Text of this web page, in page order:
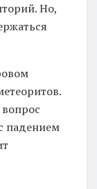
Но,
падением